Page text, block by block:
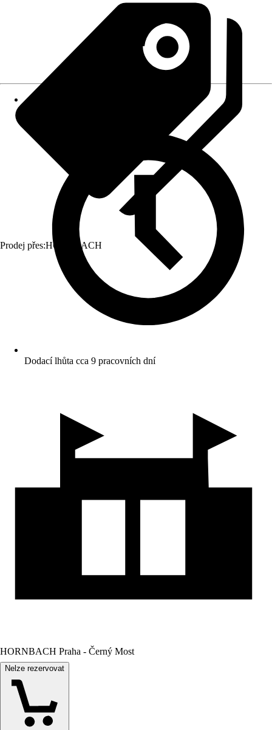
Prodej přes:HORNBACH
Dodací lhůta cca 9 pracovních dní
HORNBACH Praha - Černý Most
Nelze rezervovat